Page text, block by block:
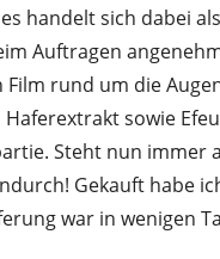
handelt sich dabei
Auftragen
rund um die
sowie
Steht nun immer
Gekauft habe
war in wenigen